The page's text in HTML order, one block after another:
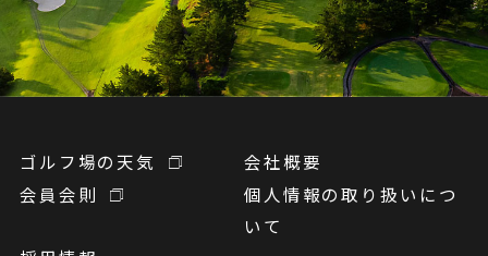
ゴルフ場の天気
会社概要
会員会則
個人情報の取り扱いにつ
いて